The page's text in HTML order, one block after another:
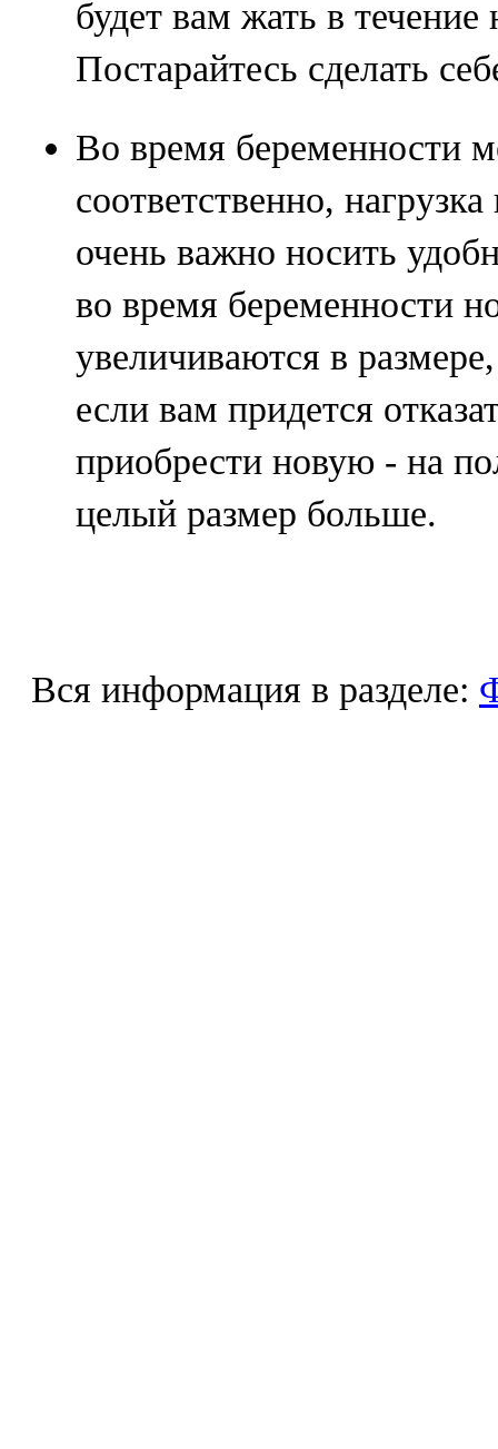
будет вам жать в течение
Постарайтесь сделать
Во время беременности
соответственно,
очень важно носить
во время беременности
увеличиваются в
если вам придется
приобрести новую - на
целый размер больше.
Вся информация в разделе: